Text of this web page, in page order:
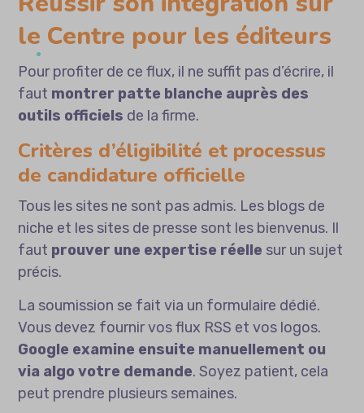
le Centre pour les éditeurs
Pour profiter de ce flux, il ne suffit pas d’écrire, il
faut montrer patte blanche auprès des
outils officiels de la firme.
Critères d’éligibilité et processus
de candidature officielle
Tous les sites ne sont pas admis. Les blogs de
niche et les sites de presse sont les bienvenus. Il
faut prouver une expertise réelle sur un sujet
précis.
La soumission se fait via un formulaire dédié.
Vous devez fournir vos flux RSS et vos logos.
Google examine ensuite manuellement ou
via algo votre demande. Soyez patient, cela
peut prendre plusieurs semaines.